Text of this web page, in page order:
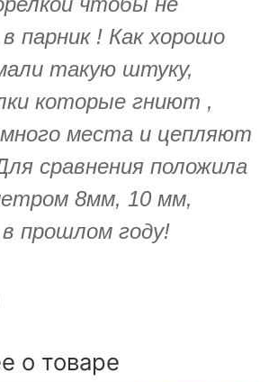
парник ! Как хорошо
такую штуку,
которые гниют ,
места и цепляют
сравнения положила
8мм, 10 мм,
прошлом году!
о товаре